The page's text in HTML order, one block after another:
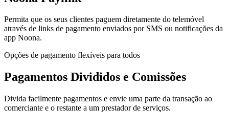
Permita que os seus clientes paguem diretamente do telemóvel
através de links de pagamento enviados por SMS ou notificações da
app Noona.
Opções de pagamento flexíveis para todos
Pagamentos Divididos e Comissões
Divida facilmente pagamentos e envie uma parte da transação ao
comerciante e o restante a um prestador de serviços.